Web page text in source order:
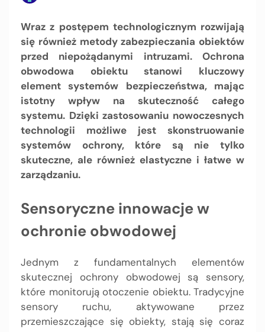
Wraz z postępem technologicznym rozwijają
się również metody zabezpieczania obiektów
przed niepożądanymi intruzami. Ochrona
obwodowa obiektu stanowi kluczowy
element systemów bezpieczeństwa, mając
istotny wpływ na skuteczność całego
systemu. Dzięki zastosowaniu nowoczesnych
technologii możliwe jest skonstruowanie
systemów ochrony, które są nie tylko
skuteczne, ale również elastyczne i łatwe w
zarządzaniu.
Sensoryczne innowacje w
ochronie obwodowej
Jednym z fundamentalnych elementów
skutecznej ochrony obwodowej są sensory,
które monitorują otoczenie obiektu. Tradycyjne
sensory ruchu, aktywowane przez
przemieszczające się obiekty, stają się coraz